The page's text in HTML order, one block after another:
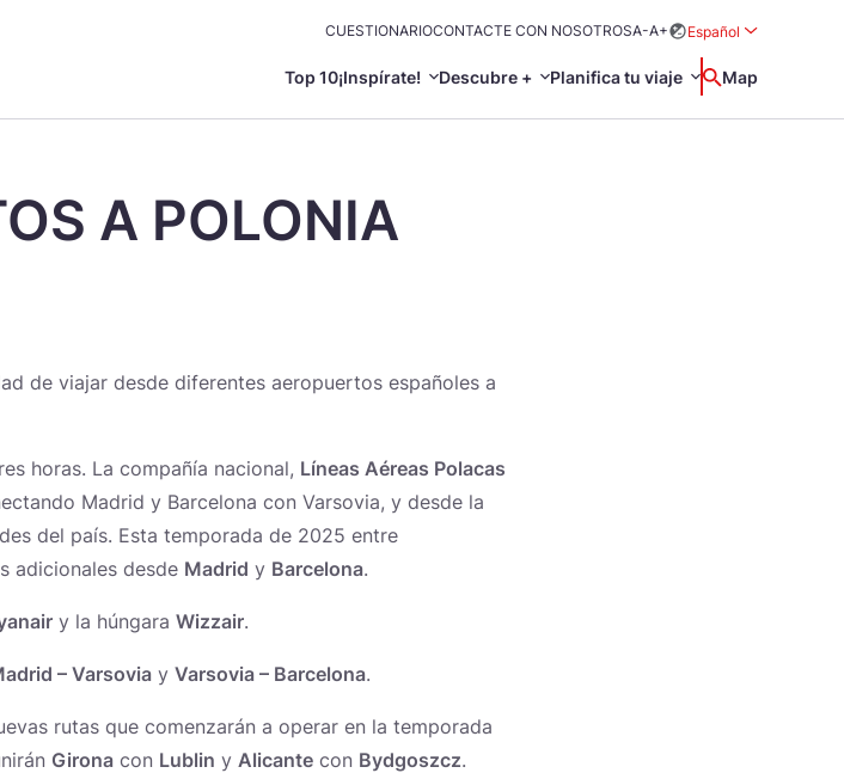
CUESTIONARIOCONTACTE CON NOSOTROSA-A+
Español
Top 10¡Inspírate!
tradiciones Sabores
Descubre +
Historia, idioma y más
Planifica tu viaje
Encuentra tu viaje
Buscar
Map
Nederlands
A POLONIA
de viajar desde diferentes aeropuertos españoles a
horas. La compañía nacional, Líneas Aéreas Polacas
Madrid y Barcelona con Varsovia, y desde la
del país. Esta temporada de 2025 entre
adicionales desde Madrid y Barcelona.
y la húngara Wizzair.
– Varsovia y Varsovia – Barcelona.
rutas que comenzarán a operar en la temporada
Girona con Lublin y Alicante con Bydgoszcz.